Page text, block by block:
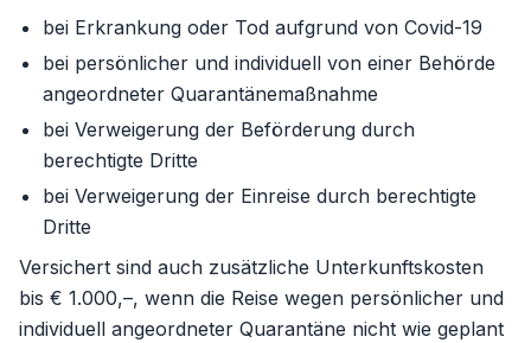
bei Erkrankung oder Tod aufgrund von Covid-19
bei persönlicher und individuell von einer Behörde
angeordneter Quarantänemaßnahme
bei Verweigerung der Beförderung durch
berechtigte Dritte
bei Verweigerung der Einreise durch berechtigte
Dritte
Versichert sind auch zusätzliche Unterkunftskosten
bis € 1.000,–, wenn die Reise wegen persönlicher und
individuell angeordneter Quarantäne nicht wie geplant